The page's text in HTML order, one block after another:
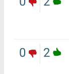
2
0